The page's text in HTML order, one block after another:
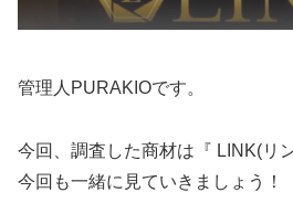
管理人PURAKIOです。
今回、調査した商材は『 LINK(リ
今回も一緒に見ていきましょう！